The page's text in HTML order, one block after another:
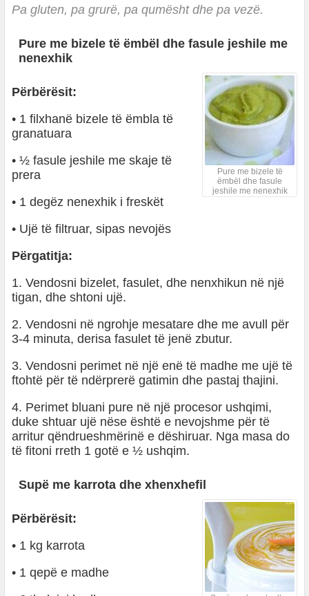
Pa gluten, pa grurë, pa qumësht dhe pa vezë.
Pure me bizele të ëmbël dhe fasule jeshile me
nenexhik
Pure me bizele të
ëmbël dhe fasule
jeshile me nenexhik
Përbërësit:
• 1 filxhanë bizele të ëmbla të
granatuara
• ½ fasule jeshile me skaje të
prera
• 1 degëz nenexhik i freskët
• Ujë të filtruar, sipas nevojës
Përgatitja:
1. Vendosni bizelet, fasulet, dhe nenxhikun në një
tigan, dhe shtoni ujë.
2. Vendosni në ngrohje mesatare dhe me avull për
3-4 minuta, derisa fasulet të jenë zbutur.
3. Vendosni perimet në një enë të madhe me ujë të
ftohtë për të ndërprerë gatimin dhe pastaj thajini.
4. Perimet bluani pure në një procesor ushqimi,
duke shtuar ujë nëse është e nevojshme për të
arritur qëndrueshmërinë e dëshiruar. Nga masa do
të fitoni rreth 1 gotë e ½ ushqim.
Supë me karrota dhe xhenxhefil
Përbërësit:
• 1 kg karrota
• 1 qepë e madhe